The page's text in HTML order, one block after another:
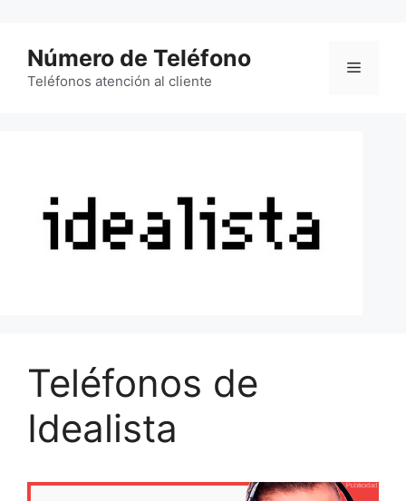
contenido
Número de Teléfono
Teléfonos atención al cliente
Menú
Teléfonos de
Idealista